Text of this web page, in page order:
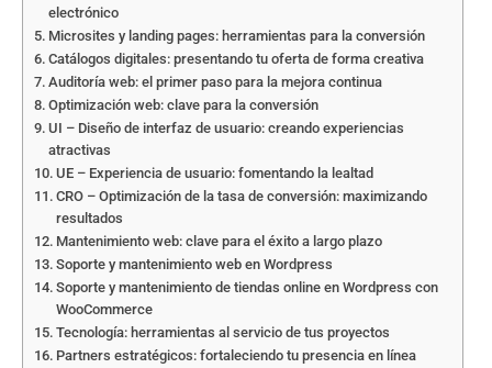
electrónico
Microsites y landing pages: herramientas para la conversión
Catálogos digitales: presentando tu oferta de forma creativa
Auditoría web: el primer paso para la mejora continua
Optimización web: clave para la conversión
UI – Diseño de interfaz de usuario: creando experiencias
atractivas
UE – Experiencia de usuario: fomentando la lealtad
CRO – Optimización de la tasa de conversión: maximizando
resultados
Mantenimiento web: clave para el éxito a largo plazo
Soporte y mantenimiento web en Wordpress
Soporte y mantenimiento de tiendas online en Wordpress con
WooCommerce
Tecnología: herramientas al servicio de tus proyectos
Partners estratégicos: fortaleciendo tu presencia en línea